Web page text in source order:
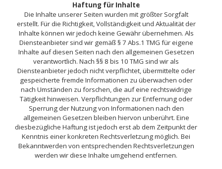
Haftung für Inhalte
Die Inhalte unserer Seiten wurden mit größter Sorgfalt
erstellt. Für die Richtigkeit, Vollständigkeit und Aktualität der
Inhalte können wir jedoch keine Gewähr übernehmen. Als
Diensteanbieter sind wir gemäß § 7 Abs.1 TMG für eigene
Inhalte auf diesen Seiten nach den allgemeinen Gesetzen
verantwortlich. Nach §§ 8 bis 10 TMG sind wir als
Diensteanbieter jedoch nicht verpflichtet, übermittelte oder
gespeicherte fremde Informationen zu überwachen oder
nach Umständen zu forschen, die auf eine rechtswidrige
Tätigkeit hinweisen. Verpflichtungen zur Entfernung oder
Sperrung der Nutzung von Informationen nach den
allgemeinen Gesetzen bleiben hiervon unberührt. Eine
diesbezügliche Haftung ist jedoch erst ab dem Zeitpunkt der
Kenntnis einer konkreten Rechtsverletzung möglich. Bei
Bekanntwerden von entsprechenden Rechtsverletzungen
werden wir diese Inhalte umgehend entfernen.